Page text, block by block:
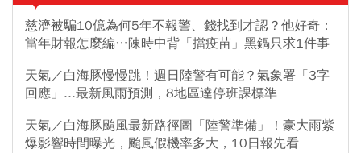
慈濟被騙10億為何5年不報警、錢找到才認？他好奇：
當年財報怎麼編…陳時中背「擋疫苗」黑鍋只求1件事
天氣／白海豚慢慢跳！週日陸警有可能？氣象署「3字
回應」...最新風雨預測，8地區達停班課標準
天氣／白海豚颱風最新路徑圖「陸警準備」！豪大雨紫
爆影響時間曝光，颱風假機率多大，10日報先看